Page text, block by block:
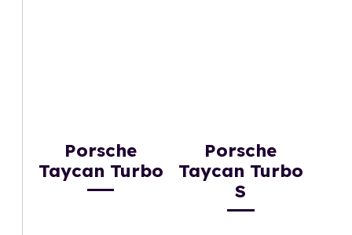
Porsche
Taycan Turbo
Porsche
Taycan Turbo
S